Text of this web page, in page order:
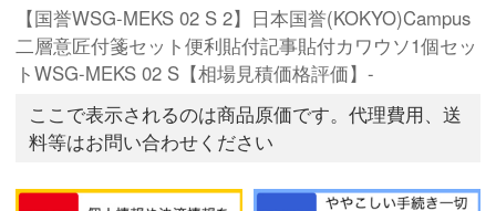
【国誉WSG-MEKS 02 S 2】日本国誉(KOKYO)Campus
二層意匠付箋セット便利貼付記事貼付カワウソ1個セッ
トWSG-MEKS 02 S【相場見積価格評価】-
ここで表示されるのは商品原価です。代理費用、送
料等はお問い合わせください